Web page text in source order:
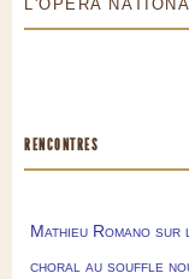
L'OPÉRA
RENCONTRES
Mathieu Romano sur
choral au souffle